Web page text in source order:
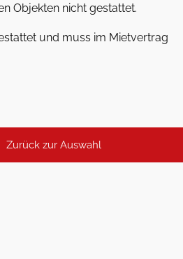
Objekten nicht gestattet.
und muss im Mietvertrag
Zurück zur Auswahl